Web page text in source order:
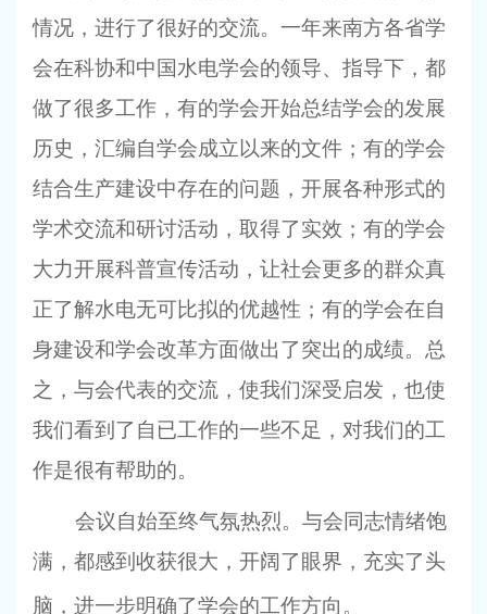
情况，进行了很好的交流。一年来南方各省学
会在科协和中国水电学会的领导、指导下，都
做了很多工作，有的学会开始总结学会的发展
历史，汇编自学会成立以来的文件；有的学会
结合生产建设中存在的问题，开展各种形式的
学术交流和研讨活动，取得了实效；有的学会
大力开展科普宣传活动，让社会更多的群众真
正了解水电无可比拟的优越性；有的学会在自
身建设和学会改革方面做出了突出的成绩。总
之，与会代表的交流，使我们深受启发，也使
我们看到了自已工作的一些不足，对我们的工
作是很有帮助的。
会议自始至终气氛热烈。与会同志情绪饱
满，都感到收获很大，开阔了眼界，充实了头
脑，进一步明确了学会的工作方向。